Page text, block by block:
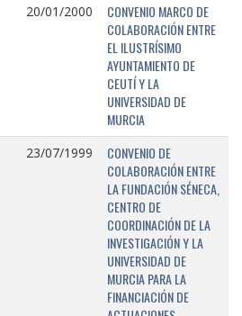
20/01/2000
CONVENIO MARCO DE
COLABORACIÓN ENTRE
EL ILUSTRÍSIMO
AYUNTAMIENTO DE
CEUTÍ Y LA
UNIVERSIDAD DE
MURCIA
23/07/1999
CONVENIO DE
COLABORACIÓN ENTRE
LA FUNDACIÓN SÉNECA,
CENTRO DE
COORDINACIÓN DE LA
INVESTIGACIÓN Y LA
UNIVERSIDAD DE
MURCIA PARA LA
FINANCIACIÓN DE